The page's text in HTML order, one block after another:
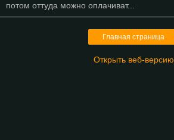
потом оттуда можно оплачиват...
Главная страница
Открыть веб-версию